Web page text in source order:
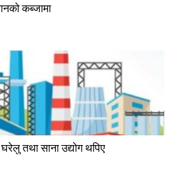
कब्जामा
तथा साना उद्योग थपिए